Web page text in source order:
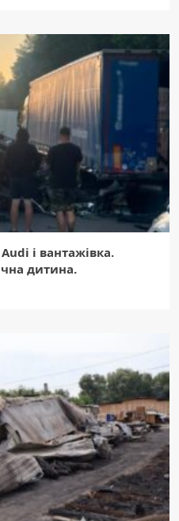
і вантажівка.
дитина.